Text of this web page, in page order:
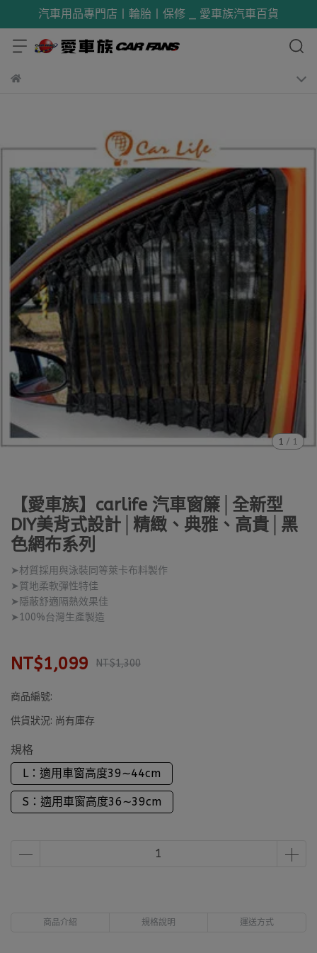
汽車用品專門店丨輪胎丨保修 _ 愛車族汽車百貨
1 / 1
【愛車族】carlife 汽車窗簾│全新型
DIY美背式設計│精緻、典雅、高貴│黑
色網布系列
➤材質採用與泳裝同等萊卡布料製作
➤質地柔軟彈性特佳
➤隱蔽舒適隔熱效果佳
➤100%台灣生產製造
NT$1,099 NT$1,300
商品編號:
供貨狀況: 尚有庫存
規格
L：適用車窗高度39∼44cm
S：適用車窗高度36∼39cm
商品介紹 規格說明 運送方式